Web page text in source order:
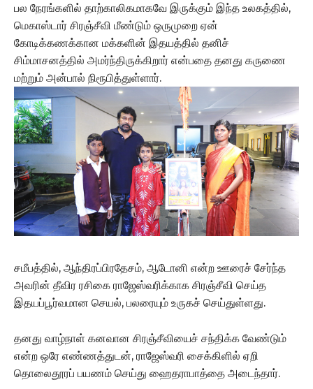
பல நேரங்களில் தாற்காலிகமாகவே இருக்கும் இந்த உலகத்தில்,
மெகாஸ்டார் சிரஞ்சீவி மீண்டும் ஒருமுறை ஏன்
கோடிக்கணக்கான மக்களின் இதயத்தில் தனிச்
சிம்மாசனத்தில் அமர்ந்திருக்கிறார் என்பதை தனது கருணை
மற்றும் அன்பால் நிரூபித்துள்ளார்.
சமீபத்தில், ஆந்திரப்பிரதேசம், ஆடோனி என்ற ஊரைச் சேர்ந்த
அவரின் தீவிர ரசிகை ராஜேஸ்வரிக்காக சிரஞ்சீவி செய்த
இதயப்பூர்வமான செயல், பலரையும் உருகச் செய்துள்ளது.
தனது வாழ்நாள் கனவான சிரஞ்சீவியைச் சந்திக்க வேண்டும்
என்ற ஒரே எண்ணத்துடன், ராஜேஸ்வரி சைக்கிளில் ஏறி
தொலைதூரப் பயணம் செய்து ஹைதராபாத்தை அடைந்தார்.